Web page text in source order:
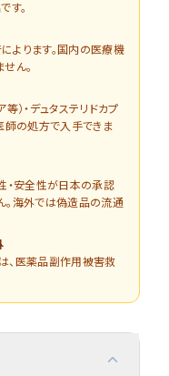
す。
よります。国内の医療機
ん。
）・デュタステリドカプ
師の処方で入手できま
・安全性が日本の承認
。海外では偽造品の流通
、医薬品副作用被害救